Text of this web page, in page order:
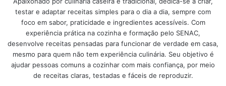
de lombo suíno
300 g de lombo de porco em bifes
meia xícara (chá) de vinho branco seco
1 colher (sopa) de MAGGI®Gril
meia colher (sopa) de molho inglês
testar e adaptar receitas simples para o dia a dia, sempre com
foco em sabor, praticidade e ingredientes acessíveis. Com
experiência prática na cozinha e formação pelo SENAC,
desenvolve receitas pensadas para funcionar de verdade em casa,
mesmo para quem não tem experiência culinária. Seu objetivo é
ajudar pessoas comuns a cozinhar com mais confiança, por meio
de receitas claras, testadas e fáceis de reproduzir.